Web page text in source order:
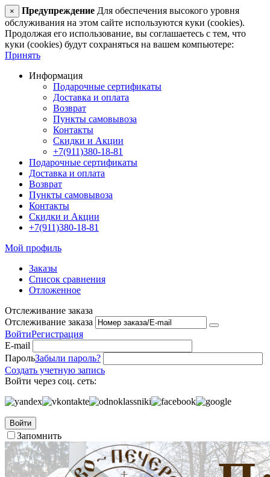
× Предупреждение Для обеспечения высокого уровня
обслуживания на этом сайте используются куки (cookies).
Продолжая его использование, вы соглашаетесь с тем, что
куки (cookies) будут сохраняться на вашем компьютере:
Принять
Информация
Подарочные сертификаты
Доставка и оплата
Возврат
Пункты самовывоза
Контакты
Скидки и Акции
+7(911)380-18-81
Подарочные сертификаты
Доставка и оплата
Возврат
Пункты самовывоза
Контакты
Скидки и Акции
+7(911)380-18-81
Мой профиль
Заказы
Список сравнения
Отложенное
Отслеживание заказа
Отслеживание заказа
ВойтиРегистрация
E-mail
ПарольЗабыли пароль?
Создать учетную запись
Войти через соц. сеть:
Войти
Запомнить